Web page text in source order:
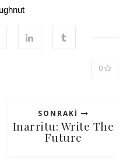
0
SONRAKI
Inarritu: Write The
Future